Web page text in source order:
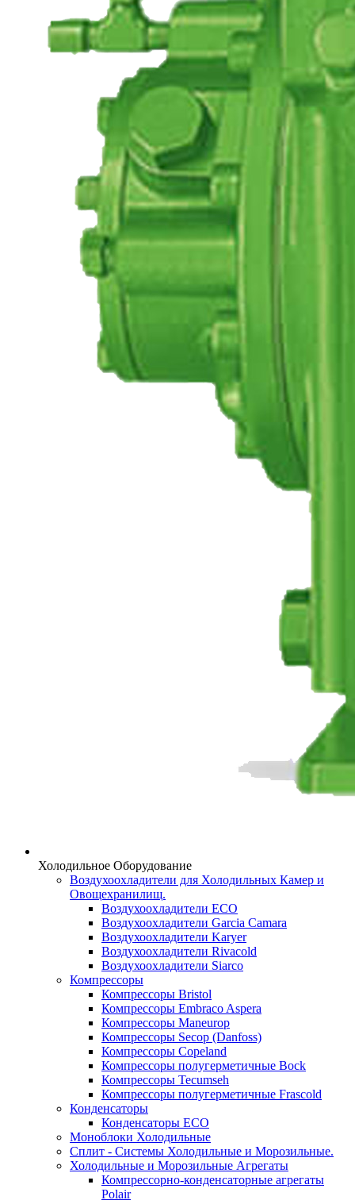
Холодильное Оборудование
Воздухоохладители для Холодильных Камер и
Овощехранилищ.
Воздухоохладители ECO
Воздухоохладители Garcia Camara
Воздухоохладители Karyer
Воздухоохладители Rivacold
Воздухоохладители Siarco
Компрессоры
Компрессоры Bristol
Компрессоры Embraco Aspera
Компрессоры Maneurop
Компрессоры Secop (Danfoss)
Компрессоры Copeland
Компрессоры полугерметичные Bock
Компрессоры Tecumseh
Компрессоры полугерметичные Frascold
Конденсаторы
Конденсаторы ECO
Моноблоки Холодильные
Сплит - Системы Холодильные и Морозильные.
Холодильные и Морозильные Агрегаты
Компрессорно-конденсаторные агрегаты
Polair